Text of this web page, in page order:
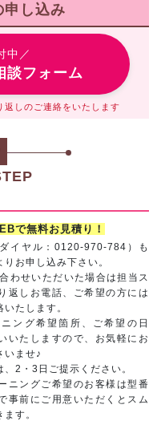
申し込み
中／
談フォーム
しのご連絡をいたします
で無料お見積り！
イヤル：0120-970-784）も
お申し込み下さい。
わせいただいた場合は担当ス
返しお電話、ご希望の方には
たします。
ング希望箇所、ご希望の日
いたしますので、お気軽にお
いませ♪
2・3日ご提示ください。
ニングご希望のお客様は型番
事前にご用意いただくとスム
す。